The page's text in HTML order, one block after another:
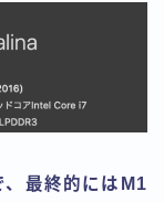
、最終的にはM1